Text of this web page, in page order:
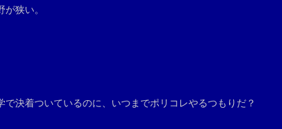
狭い。
決着ついているのに、いつまでポリコレやるつもりだ？